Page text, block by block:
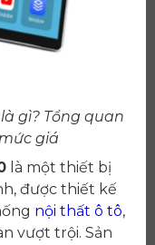
gì? Tổng quan
giá
là một thiết bị
được thiết kế
nội thất ô tô,
vượt trội. Sản